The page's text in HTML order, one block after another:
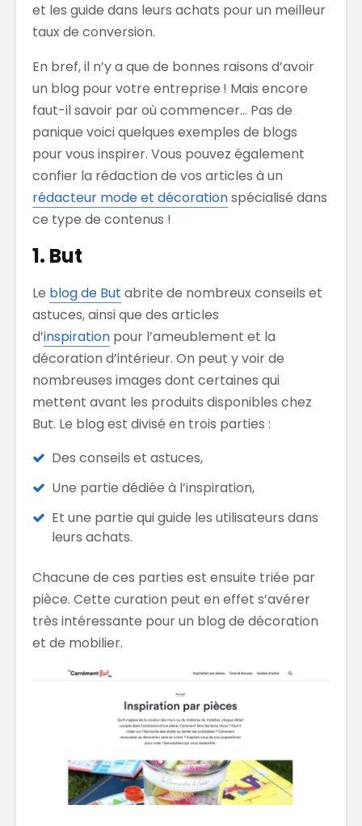
et les guide dans leurs achats pour un meilleur
taux de conversion.
En bref, il n’y a que de bonnes raisons d’avoir
un blog pour votre entreprise ! Mais encore
faut-il savoir par où commencer… Pas de
panique voici quelques exemples de blogs
pour vous inspirer. Vous pouvez également
confier la rédaction de vos articles à un
rédacteur mode et décorationspécialisé dans
ce type de contenus !
1. But
Le blog de But abrite de nombreux conseils et
astuces, ainsi que des articles
d’inspiration pour l’ameublement et la
décoration d’intérieur. On peut y voir de
nombreuses images dont certaines qui
mettent avant les produits disponibles chez
But. Le blog est divisé en trois parties :
Des conseils et astuces,
Une partie dédiée à l’inspiration,
Et une partie qui guide les utilisateurs dans
leurs achats.
Chacune de ces parties est ensuite triée par
pièce. Cette curation peut en effet s’avérer
très intéressante pour un blog de décoration
et de mobilier.